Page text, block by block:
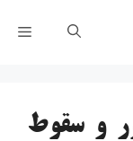
و سقوط